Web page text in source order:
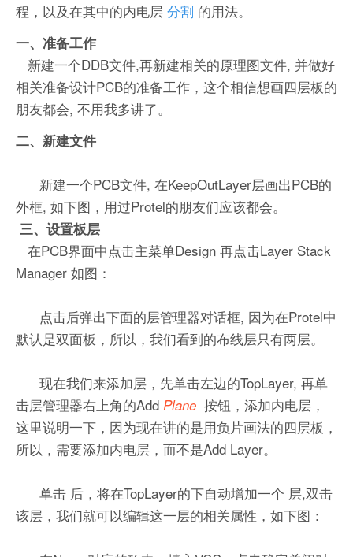
程，以及在其中的内电层 分割 的用法。
一、准备工作
新建一个DDB文件,再新建相关的原理图文件, 并做好
相关准备设计PCB的准备工作，这个相信想画四层板的
朋友都会, 不用我多讲了。
二、新建文件
新建一个PCB文件, 在KeepOutLayer层画出PCB的
外框, 如下图，用过Protel的朋友们应该都会。
三、设置板层
在PCB界面中点击主菜单Design 再点击Layer Stack
Manager 如图：
点击后弹出下面的层管理器对话框, 因为在Protel中
默认是双面板，所以，我们看到的布线层只有两层。
现在我们来添加层，先单击左边的TopLayer, 再单
击层管理器右上角的Add Plane 按钮，添加内电层，
这里说明一下，因为现在讲的是用负片画法的四层板，
所以，需要添加内电层，而不是Add Layer。
单击 后，将在TopLayer的下自动增加一个 层,双击
该层，我们就可以编辑这一层的相关属性，如下图：